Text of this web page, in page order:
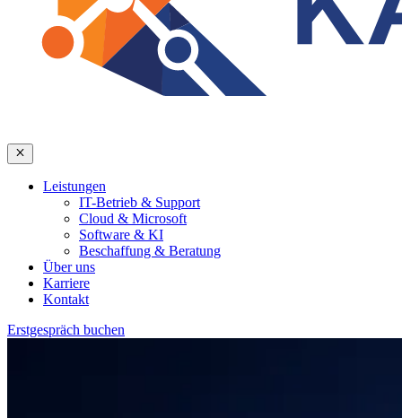
Leistungen
IT-Betrieb & Support
Cloud & Microsoft
Software & KI
Beschaffung & Beratung
Über uns
Karriere
Kontakt
Erstgespräch buchen